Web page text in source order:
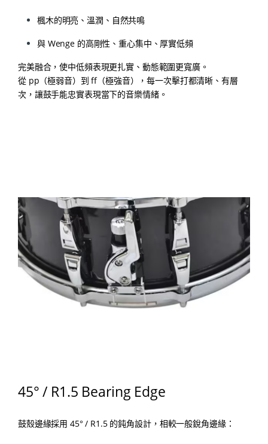
楓木的明亮、溫潤、自然共鳴
與 Wenge 的高剛性、重心集中、厚實低頻
完美融合，使中低頻表現更扎實、動態範圍更寬廣。
從 pp（極弱音）到 ff（極強音），每一次擊打都清晰、有層
次，讓鼓手能忠實表現當下的音樂情緒。
45° / R1.5 Bearing Edge
鼓殼邊緣採用 45° / R1.5 的鈍角設計，相較一般銳角邊緣：